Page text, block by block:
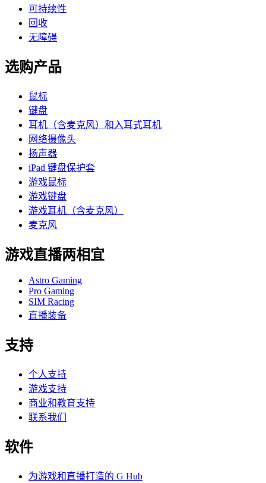
可持续性
回收
无障碍
选购产品
鼠标
键盘
耳机（含麦克风）和入耳式耳机
网络摄像头
扬声器
iPad 键盘保护套
游戏鼠标
游戏键盘
游戏耳机（含麦克风）
麦克风
游戏直播两相宜
Astro Gaming
Pro Gaming
SIM Racing
直播装备
支持
个人支持
游戏支持
商业和教育支持
联系我们
软件
为游戏和直播打造的 G Hub